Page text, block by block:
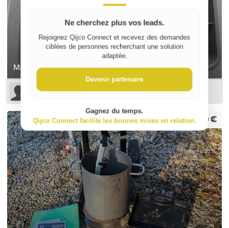
Mallette avec 7 compartiments
Sophie B
600 €
Ne cherchez plus vos leads.
Rejoignez Qijco Connect et recevez des demandes
ciblées de personnes recherchant une solution
adaptée.
Devenir partenaire
Gagnez du temps.
Qijco Connect facilite les bonnes mises en relation.